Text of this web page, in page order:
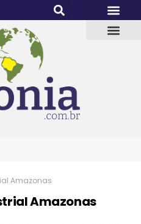
Amazonas
Amazonas